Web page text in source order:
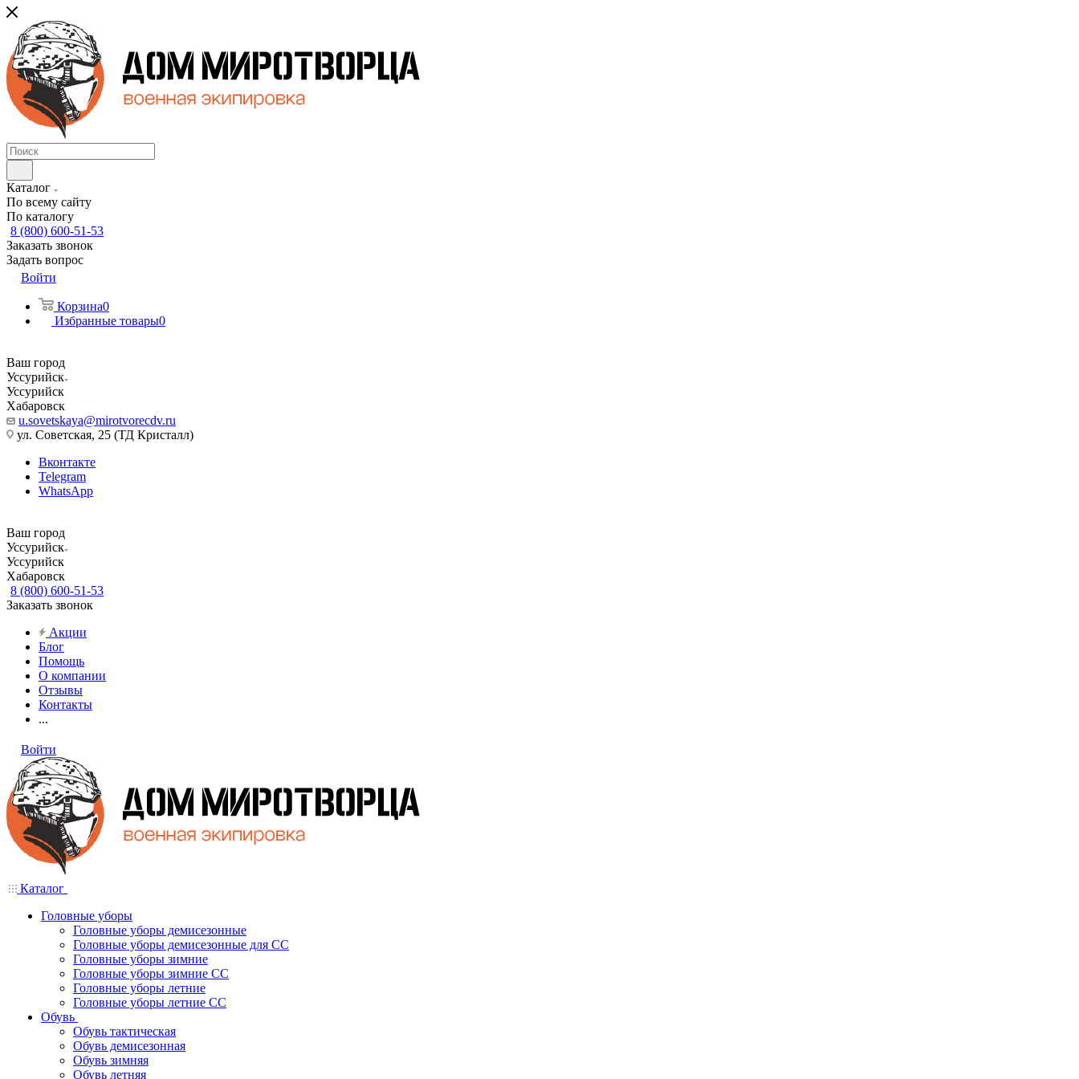
Каталог
По всему сайту
По каталогу
8 (800) 600-51-53
Заказать звонок
Задать вопрос
Войти
Корзина0
Избранные товары0
Ваш город
Уссурийск
Уссурийск
Хабаровск
u.sovetskaya@mirotvorecdv.ru
ул. Советская, 25 (ТД Кристалл)
Вконтакте
Telegram
WhatsApp
Ваш город
Уссурийск
Уссурийск
Хабаровск
8 (800) 600-51-53
Заказать звонок
Акции
Блог
Помощь
О компании
Отзывы
Контакты
...
Войти
Каталог
Головные уборы
Головные уборы демисезонные
Головные уборы демисезонные для СС
Головные уборы зимние
Головные уборы зимние СС
Головные уборы летние
Головные уборы летние СС
Обувь
Обувь тактическая
Обувь демисезонная
Обувь зимняя
Обувь летняя